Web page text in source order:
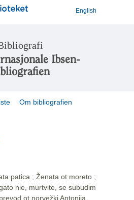
English
Ibsen-
Om bibliografien
patica ; Ženata ot moreto ;
nie, murtvite, se subudim
ot norvežki Antonija